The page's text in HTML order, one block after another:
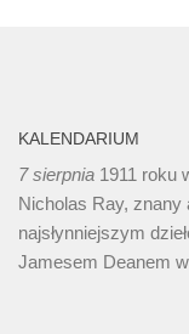
KALENDARIUM
7 sierpnia 1911 roku
Nicholas Ray,
najsłynniejszym
Jamesem Deanem w